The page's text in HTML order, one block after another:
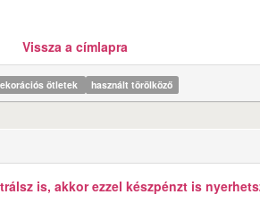
Vissza a címlapra
ötletek használt törölköző
is, akkor ezzel készpénzt is